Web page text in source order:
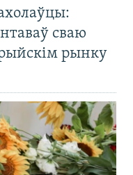
сваю
рынку